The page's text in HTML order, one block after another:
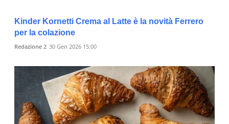
Kinder Kornetti Crema al Latte è la novità Ferrero
per la colazione
Redazione 2 30 Gen 2026 15:00